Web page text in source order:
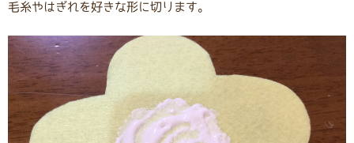
毛糸やはぎれを好きな形に切ります。